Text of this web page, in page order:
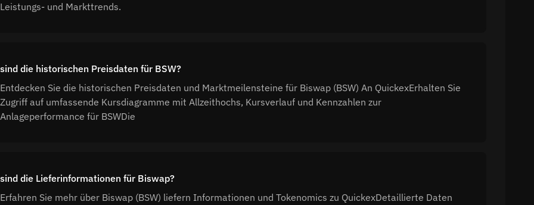
Leistungs- und Markttrends.
die historischen Preisdaten für BSW?
Entdecken Sie die historischen Preisdaten und Marktmeilensteine für Biswap (BSW) An QuickexErhalten Sie
Zugriff auf umfassende Kursdiagramme mit Allzeithochs, Kursverlauf und Kennzahlen zur
Anlageperformance für BSWDie
die Lieferinformationen für Biswap?
Erfahren Sie mehr über Biswap (BSW) liefern Informationen und Tokenomics zu QuickexDetaillierte Daten